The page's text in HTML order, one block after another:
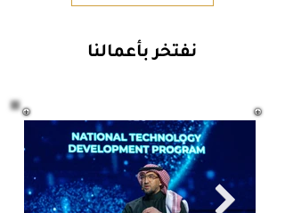
نفتخر بأعمالنا